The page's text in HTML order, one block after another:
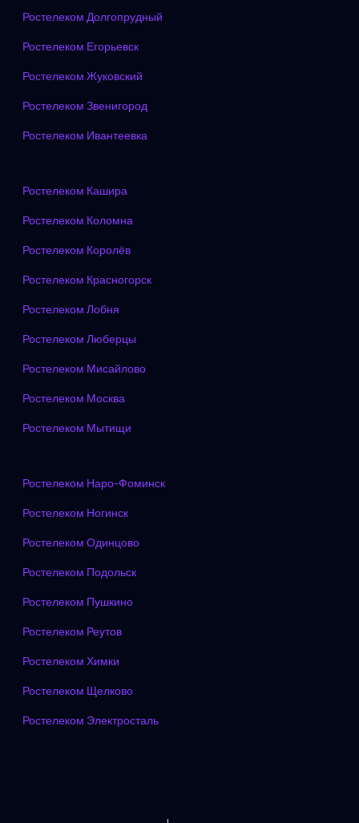
Ростелеком Долгопрудный
Ростелеком Егорьевск
Ростелеком Жуковский
Ростелеком Звенигород
Ростелеком Ивантеевка
Ростелеком Кашира
Ростелеком Коломна
Ростелеком Королёв
Ростелеком Красногорск
Ростелеком Лобня
Ростелеком Люберцы
Ростелеком Мисайлово
Ростелеком Москва
Ростелеком Мытищи
Ростелеком Наро-Фоминск
Ростелеком Ногинск
Ростелеком Одинцово
Ростелеком Подольск
Ростелеком Пушкино
Ростелеком Реутов
Ростелеком Химки
Ростелеком Щелково
Ростелеком Электросталь